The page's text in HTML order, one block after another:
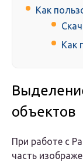
Как
Как
объектов
При работе с
часть